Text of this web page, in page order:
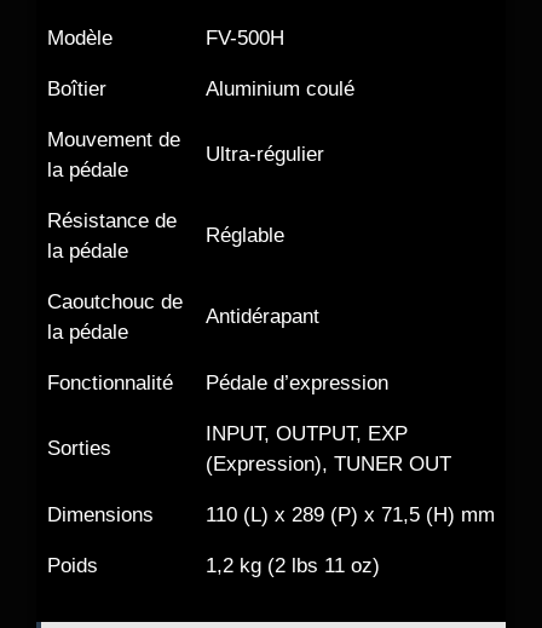
Modèle FV-500H
Boîtier Aluminium coulé
Mouvement de
la pédale
Ultra-régulier
Résistance de
la pédale
Réglable
Caoutchouc de
la pédale
Antidérapant
Fonctionnalité Pédale d’expression
Sorties
INPUT, OUTPUT, EXP
(Expression), TUNER OUT
Dimensions 110 (L) x 289 (P) x 71,5 (H) mm
Poids 1,2 kg (2 lbs 11 oz)